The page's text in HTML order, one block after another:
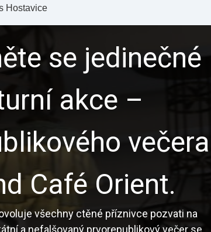
Hostavice
se jedinečné
akce –
večera
Café Orient.
všechny ctěné příznivce pozvati na
a nefalšovaný prvorepublikový večer se